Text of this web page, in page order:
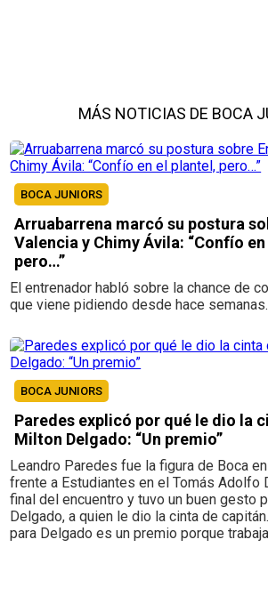
MÁS NOTICIAS DE BOCA
BOCA JUNIORS
Arruabarrena marcó su postura
Valencia y Chimy Ávila: “Confío
pero…”
El entrenador habló sobre la chance de
que viene pidiendo desde hace semanas.
BOCA JUNIORS
Paredes explicó por qué le dio la
Milton Delgado: “Un premio”
Leandro Paredes fue la figura de Boca
frente a Estudiantes en el Tomás Adolfo
final del encuentro y tuvo un buen gesto
Delgado, a quien le dio la cinta de
para Delgado es un premio porque